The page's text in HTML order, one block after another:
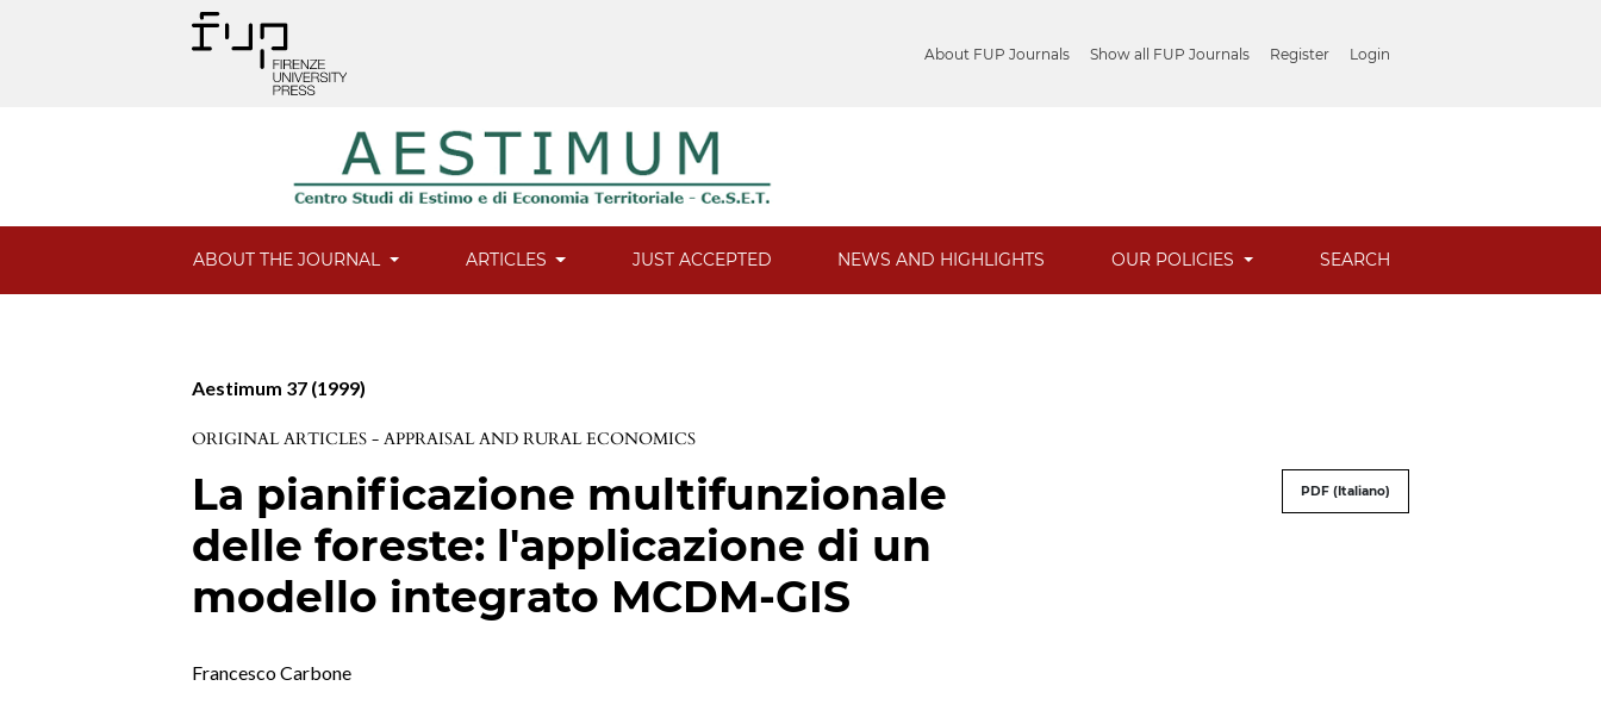
About FUP Journals Show all FUP Journals Register Login
ABOUT THE JOURNAL ARTICLES JUST ACCEPTED NEWS AND HIGHLIGHTS OUR POLICIES SEARCH
Aestimum 37 (1999)
ORIGINAL ARTICLES - APPRAISAL AND RURAL ECONOMICS
La pianificazione multifunzionale
delle foreste: l'applicazione di un
modello integrato MCDM-GIS
PDF (Italiano)
Francesco Carbone